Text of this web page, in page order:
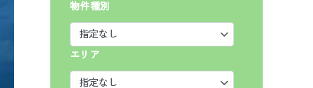
物件種別
エリア